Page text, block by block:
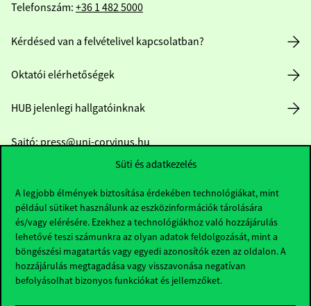
Süti és adatkezelés
A legjobb élmények biztosítása érdekében technológiákat, mint
például sütiket használunk az eszközinformációk tárolására
és/vagy elérésére. Ezekhez a technológiákhoz való hozzájárulás
lehetővé teszi számunkra az olyan adatok feldolgozását, mint a
böngészési magatartás vagy egyedi azonosítók ezen az oldalon. A
hozzájárulás megtagadása vagy visszavonása negatívan
befolyásolhat bizonyos funkciókat és jellemzőket.
Telefonszám: +36 1 482 5000
Kérdésed van a felvételivel kapcsolatban?
Oktatói elérhetőségek
HUB jelenlegi hallgatóinknak
Sajtó:press@uni-corvinus.hu
Hasznos linkek